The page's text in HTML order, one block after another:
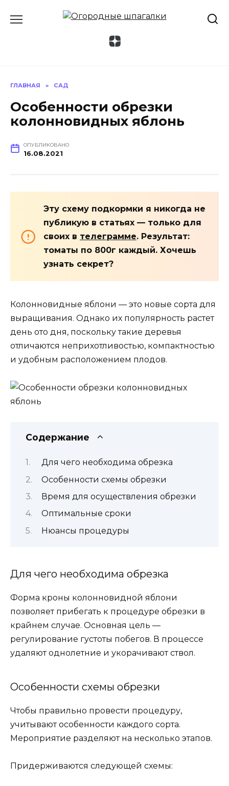
ГЛАВНАЯ » САД
Особенности обрезки
колонновидных яблонь
ОПУБЛИКОВАНО
16.08.2021
Эту схему подкормки я никогда не
публикую в статьях — только для
своих в телеграмме. Результат:
томаты по 800г каждый. Хочешь
узнать секрет?
Колонновидные яблони — это новые сорта для
выращивания. Однако их популярность растет
день ото дня, поскольку такие деревья
отличаются неприхотливостью, компактностью
и удобным расположением плодов.
Содержание
Для чего необходима обрезка
Особенности схемы обрезки
Время для осуществления обрезки
Оптимальные сроки
Нюансы процедуры
Для чего необходима обрезка
Форма кроны колонновидной яблони
позволяет прибегать к процедуре обрезки в
крайнем случае. Основная цель —
регулирование густоты побегов. В процессе
удаляют однолетние и укорачивают ствол.
Особенности схемы обрезки
Чтобы правильно провести процедуру,
учитывают особенности каждого сорта.
Мероприятие разделяют на несколько этапов.
Придерживаются следующей схемы: